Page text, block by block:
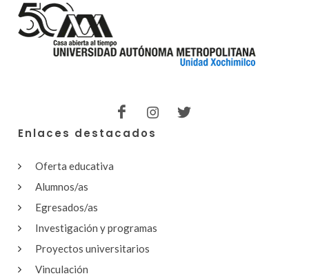
Enlaces destacados
Oferta educativa
Alumnos/as
Egresados/as
Investigación y programas
Proyectos universitarios
Vinculación